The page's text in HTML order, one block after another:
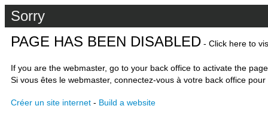
Sorry
PAGE HAS BEEN DISABLED - Click here to
If you are the webmaster, go to your back office to activate the
Si vous êtes le webmaster, connectez-vous à votre back office
Créer un site internet - Build a website